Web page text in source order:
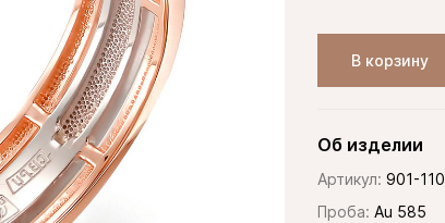
В корзину
Об изделии
Артикул: 901-110
Проба: Au 585